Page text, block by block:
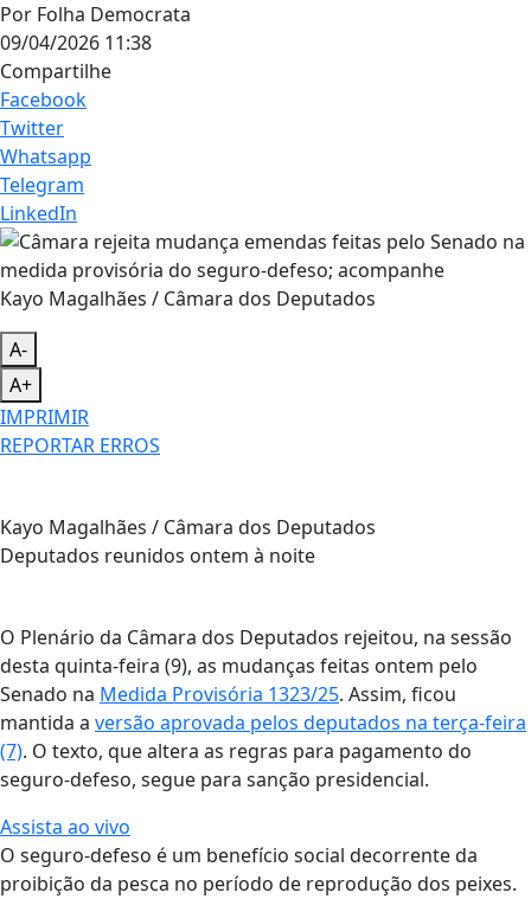
Por Folha Democrata
09/04/2026 11:38
Compartilhe
Facebook
Twitter
Whatsapp
Telegram
LinkedIn
Kayo Magalhães / Câmara dos Deputados
A-
A+
IMPRIMIR
REPORTAR ERROS
Kayo Magalhães / Câmara dos Deputados
Deputados reunidos ontem à noite
O Plenário da Câmara dos Deputados rejeitou, na sessão
desta quinta-feira (9), as mudanças feitas ontem pelo
Senado na Medida Provisória 1323/25. Assim, ficou
mantida a versão aprovada pelos deputados na terça-feira
(7). O texto, que altera as regras para pagamento do
seguro-defeso, segue para sanção presidencial.
Assista ao vivo
O seguro-defeso é um benefício social decorrente da
proibição da pesca no período de reprodução dos peixes.